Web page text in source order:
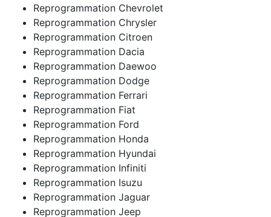
Reprogrammation Chevrolet
Reprogrammation Chrysler
Reprogrammation Citroen
Reprogrammation Dacia
Reprogrammation Daewoo
Reprogrammation Dodge
Reprogrammation Ferrari
Reprogrammation Fiat
Reprogrammation Ford
Reprogrammation Honda
Reprogrammation Hyundai
Reprogrammation Infiniti
Reprogrammation Isuzu
Reprogrammation Jaguar
Reprogrammation Jeep